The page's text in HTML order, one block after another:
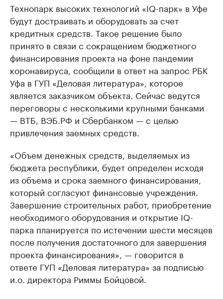
Технопарк высоких технологий «IQ-парк» в Уфе
будут достраивать и оборудовать за счет
кредитных средств. Такое решение было
принято в связи с сокращением бюджетного
финансирования проекта на фоне пандемии
коронавируса, сообщили в ответ на запрос РБК
Уфа в ГУП «Деловая литература», которое
является заказчиком объекта. Сейчас ведутся
переговоры с несколькими крупными банками
— ВТБ, ВЭБ.РФ и Сбербанком — с целью
привлечения заемных средств.
«Объем денежных средств, выделяемых из
бюджета республики, будет определен исходя
из объема и срока заемного финансирования,
который согласуют финансовые учреждения.
Завершение строительных работ, приобретение
необходимого оборудования и открытие IQ-
парка планируется по истечении шести месяцев
после получения достаточного для завершения
проекта финансирования», — говорится в
ответе ГУП «Деловая литература» за подписью
и.о. директора Риммы Бойцовой.